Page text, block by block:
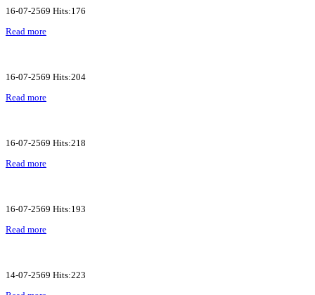
16-07-2569 Hits:176
Read more
16-07-2569 Hits:204
Read more
16-07-2569 Hits:218
Read more
16-07-2569 Hits:193
Read more
14-07-2569 Hits:223